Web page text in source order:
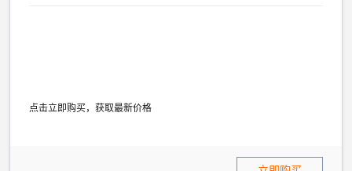
点击立即购买，获取最新价格